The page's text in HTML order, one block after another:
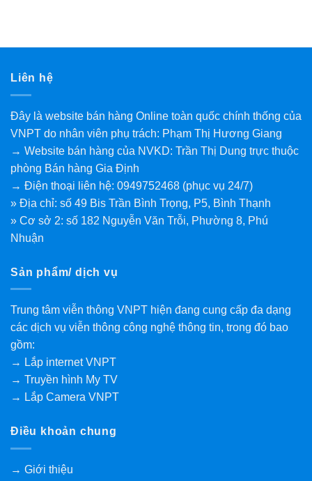
Liên hệ
Đây là website bán hàng Online toàn quốc chính thống của
VNPT do nhân viên phụ trách: Phạm Thị Hương Giang
→ Website bán hàng của NVKD: Trần Thị Dung trực thuộc
phòng Bán hàng Gia Định
→ Điện thoại liên hệ: 0949752468 (phục vụ 24/7)
» Địa chỉ: số 49 Bis Trần Bình Trọng, P5, Bình Thạnh
» Cơ sở 2: số 182 Nguyễn Văn Trỗi, Phường 8, Phú
Nhuận
Sản phẩm/ dịch vụ
Trung tâm viễn thông VNPT hiện đang cung cấp đa dạng
các dịch vụ viễn thông công nghệ thông tin, trong đó bao
gồm:
→ Lắp internet VNPT
→ Truyền hình My TV
→ Lắp Camera VNPT
Điều khoản chung
→ Giới thiệu